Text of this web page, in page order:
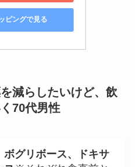
ピングで見る
減らしたいけど、飲
70代男性
ボグリボース、ドキサ